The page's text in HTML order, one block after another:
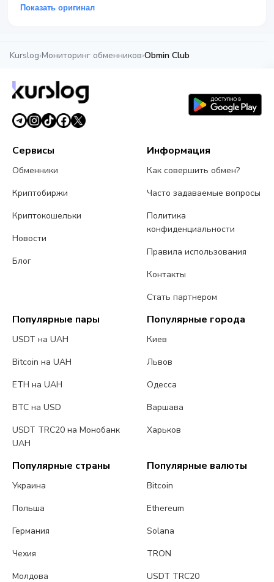
Показать оригинал
Kurslog›Мониторинг обменников›Obmin Club
Сервисы
Обменники
Криптобиржи
Криптокошельки
Новости
Блог
Информация
Как совершить обмен?
Часто задаваемые вопросы
Политика
конфиденциальности
Правила использования
Контакты
Стать партнером
Популярные пары
USDT на UAH
Bitcoin на UAH
ETH на UAH
BTC на USD
USDT TRC20 на Монобанк
UAH
Популярные города
Киев
Львов
Одесса
Варшава
Харьков
Популярные страны
Украина
Польша
Германия
Чехия
Молдова
Популярные валюты
Bitcoin
Ethereum
Solana
TRON
USDT TRC20